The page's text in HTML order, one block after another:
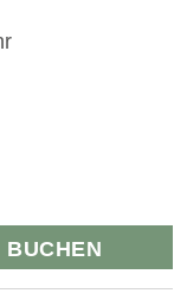
BUCHEN